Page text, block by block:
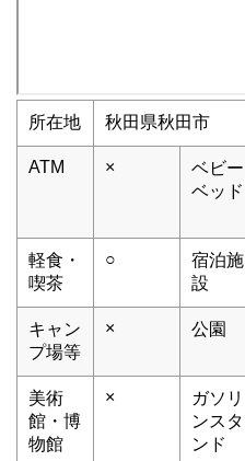
所在地 秋田県秋田市
ATM ×
ベビー
ベッド
軽食・
喫茶
○
宿泊施
設
キャン
プ場等
× 公園
美術
館・博
物館
×
ガソリ
ンスタ
ンド